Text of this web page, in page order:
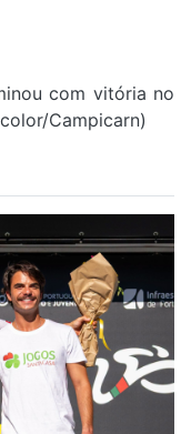
com vitória no
Campicarn)